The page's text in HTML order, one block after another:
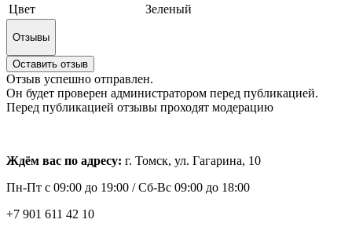
Цвет
Зеленый
Отзывы
Оставить отзыв
Отзыв успешно отправлен.
Он будет проверен администратором перед публикацией.
Перед публикацией отзывы проходят модерацию
Ждём вас по адресу: г. Томск, ул. Гагарина, 10
Пн-Пт с 09:00 до 19:00 /Сб-Вс 09:00 до 18:00
+7 901 611 42 10